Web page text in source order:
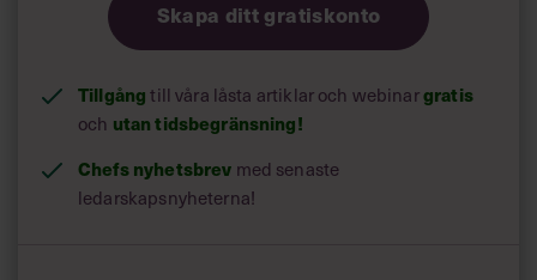
Skapa ditt gratiskonto
Tillgångtill våra låsta artiklar och webinargratis
och utan tidsbegränsning!
Chefs nyhetsbrev med senaste
ledarskapsnyheterna!